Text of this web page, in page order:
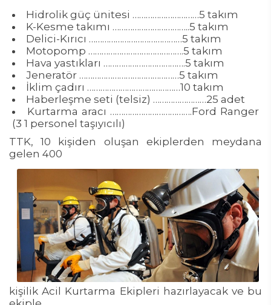
Hidrolik güç ünitesi …………………………5 takım
K-Kesme takımı ……………………………..5 takım
Delici-Kırıcı ……………………………………5 takım
Motopomp …………………………………….5 takım
Hava yastıkları ……………………………….5 takım
Jeneratör ………………………………………5 takım
İklim çadırı ……………………………………10 takım
Haberleşme seti (telsiz) ……………………25 adet
Kurtarma aracı ……………………………….Ford Ranger
(3 1 personel taşıyıcılı)
TTK, 10 kişiden oluşan ekiplerden meydana
gelen 400
kişilik Acil Kurtarma Ekipleri hazırlayacak ve bu